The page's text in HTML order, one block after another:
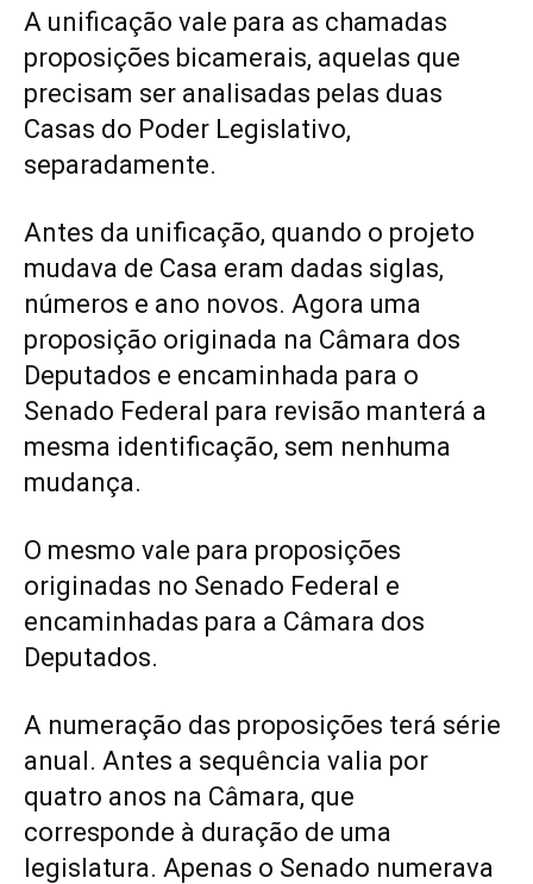
A unificação vale para as chamadas
proposições bicamerais, aquelas que
precisam ser analisadas pelas duas
Casas do Poder Legislativo,
separadamente.
Antes da unificação, quando o projeto
mudava de Casa eram dadas siglas,
números e ano novos. Agora uma
proposição originada na Câmara dos
Deputados e encaminhada para o
Senado Federal para revisão manterá a
mesma identificação, sem nenhuma
mudança.
O mesmo vale para proposições
originadas no Senado Federal e
encaminhadas para a Câmara dos
Deputados.
A numeração das proposições terá série
anual. Antes a sequência valia por
quatro anos na Câmara, que
corresponde à duração de uma
legislatura. Apenas o Senado numerava